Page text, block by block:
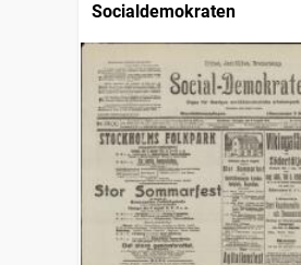
Socialdemokraten